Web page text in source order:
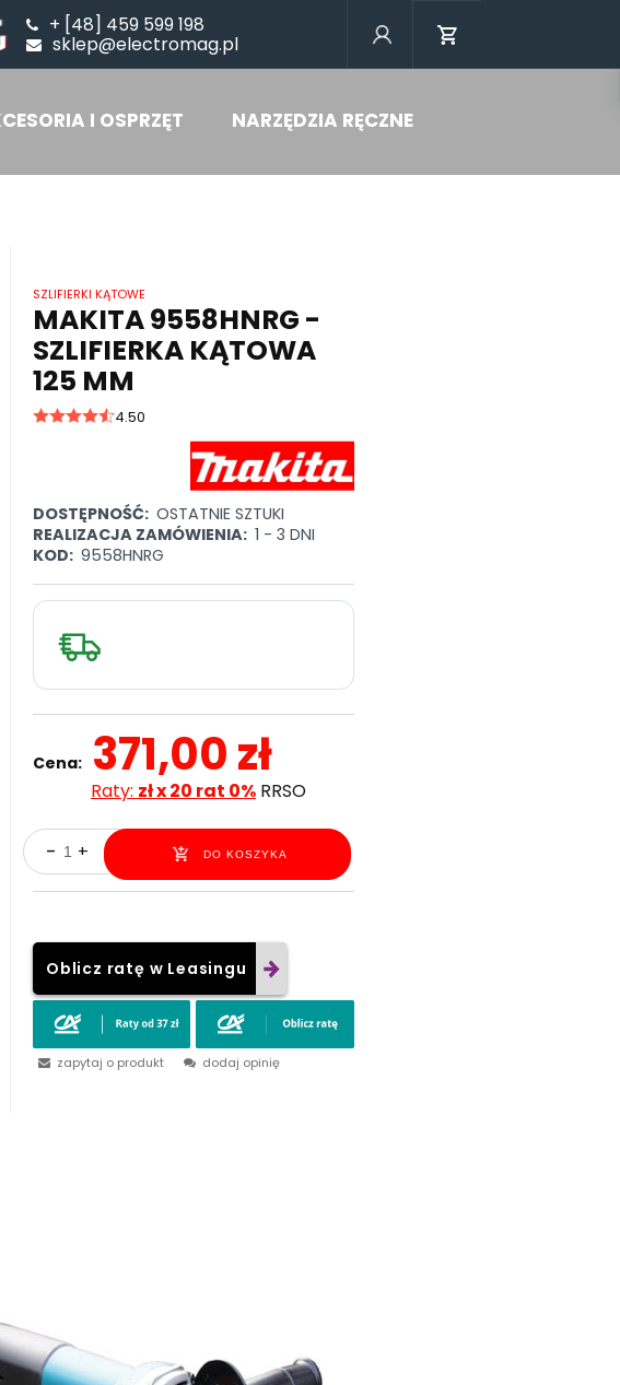
+ [48] 459 599 198
sklep@electromag.pl
I OSPRZĘT NARZĘDZIA RĘCZNE
SZLIFIERKI KĄTOWE
MAKITA 9558HNRG -
SZLIFIERKA KĄTOWA
125 MM
4.50
DOSTĘPNOŚĆ: OSTATNIE SZTUKI
REALIZACJA ZAMÓWIENIA: 1 - 3 DNI
KOD: 9558HNRG
Cena: 371,00 zł
Raty: zł x 20 rat 0%RRSO
DO KOSZYKA
Oblicz ratę w Leasingu
zapytaj o produkt dodaj opinię